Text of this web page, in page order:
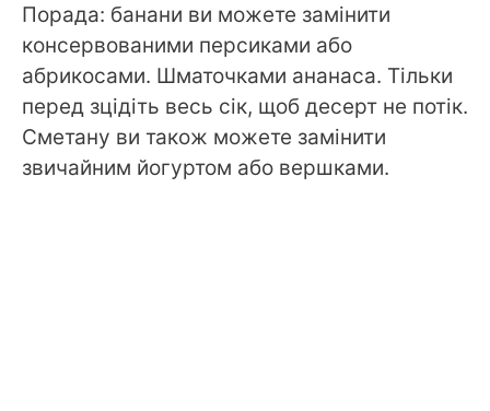
Порада: банани ви можете замінити
консервованими персиками або
абрикосами. Шматочками ананаса. Тільки
перед зцідіть весь сік, щоб десерт не потік.
Сметану ви також можете замінити
звичайним йогуртом або вершками.